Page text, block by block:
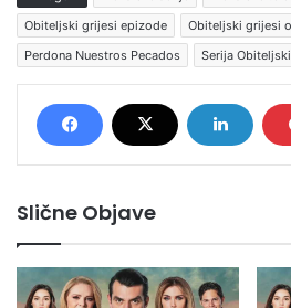
Obiteljski grijesi epizode
Obiteljski grijesi
Perdona Nuestros Pecados
Serija
Slične Objave